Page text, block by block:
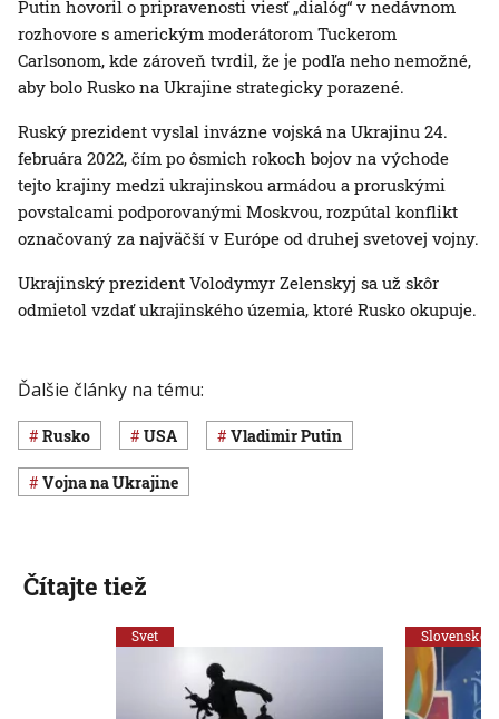
Putin hovoril o pripravenosti viesť „dialóg“ v nedávnom
rozhovore s americkým moderátorom Tuckerom
Carlsonom, kde zároveň tvrdil, že je podľa neho nemožné,
aby bolo Rusko na Ukrajine strategicky porazené.
Ruský prezident vyslal invázne vojská na Ukrajinu 24.
februára 2022, čím po ôsmich rokoch bojov na východe
tejto krajiny medzi ukrajinskou armádou a proruskými
povstalcami podporovanými Moskvou, rozpútal konflikt
označovaný za najväčší v Európe od druhej svetovej vojny.
Ukrajinský prezident Volodymyr Zelenskyj sa už skôr
odmietol vzdať ukrajinského územia, ktoré Rusko okupuje.
Ďalšie články na tému:
Rusko USA Vladimir Putin
vojna na Ukrajine
Čítajte tiež
Svet Slovensko